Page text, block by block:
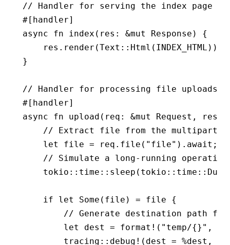
// Handler for serving the index page
#[handler]
async fn index (res : &mut Response ) {
    res
. render (Text :: Html (INDEX_HTML));
}
// Handler for processing file uploads
#[handler]
async fn upload (req : &mut Request , res
// Extract file from the multipart
    let
file = req . file ( "file" ) .await ;
// Simulate a long-running
    tokio
:: time :: sleep (tokio :: time ::
    if
let Some (file) = file {
// Generate destination path
        let
dest = format! ( "temp/{}" ,
        tracing
:: debug! (dest = %dest,